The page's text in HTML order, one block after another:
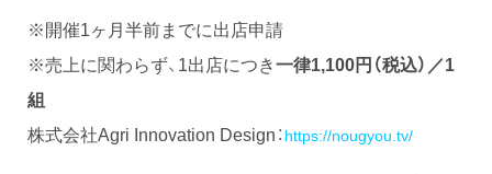
※開催1ヶ月半前までに出店申請
※売上に関わらず、1出店につき一律1,100円（税込）／1
組
株式会社Agri Innovation Design： https://nougyou.tv/